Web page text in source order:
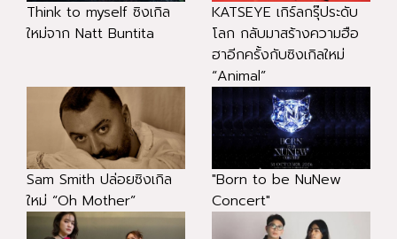
Think to myself ซิงเกิล
ใหม่จาก Natt Buntita
KATSEYE เกิร์ลกรุ๊ประดับ
โลก กลับมาสร้างความฮือ
ฮาอีกครั้งกับซิงเกิลใหม่
“Animal”
Sam Smith ปล่อยซิงเกิล
ใหม่ “Oh Mother”
"Born to be NuNew
Concert"